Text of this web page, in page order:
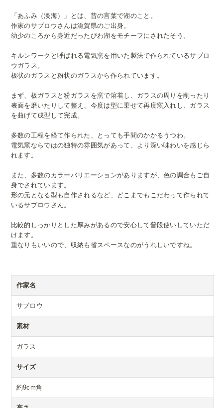
「あふみ（淡海）」とは、昔の言葉で湖のこと。
作家のサブロウさんは滋賀県のご出身。
幼少のころから身近だったびわ湖をモチーフにされたそう。
キルンワークと呼ばれる電気窯を用いた製法で作られているサブロ
ウガラス。
板状のガラスと粉状のガラスから作られています。
まず、板ガラスと粉ガラスを窯で溶着し、ガラスの周りを削ったり
表面を磨いたりして整え、今度は型に乗せて再度窯入れし、ガラス
を曲げて成型して完成。
多数の工程を経て作られた、とっても手間のかかるうつわ。
電気窯ならではの独特の雰囲気があって、より深い味わいを感じら
れます。
また、多数のカラーバリエーションがありますが、色の調合もご自
身でされています。
形の元となる型も自作されるなど、どこまでもこだわって作られて
いるサブロウさん。
比較的しっかりとした厚みがあるので安心して普段使いしていただ
けます。
重なりもいいので、収納も省スペースなのがうれしいですね。
作家名
サブロウ
素材
ガラス
サイズ
約9cm角